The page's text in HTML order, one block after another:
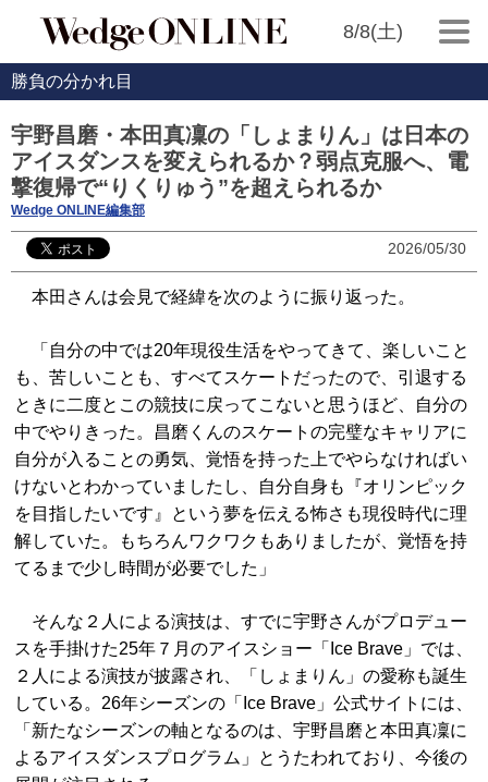
8/8(土)
勝負の分かれ目
宇野昌磨・本田真凜の「しょまりん」は日本の
アイスダンスを変えられるか？弱点克服へ、電
撃復帰で“りくりゅう”を超えられるか
Wedge ONLINE編集部
2026/05/30
本田さんは会見で経緯を次のように振り返った。
「自分の中では20年現役生活をやってきて、楽しいこと
も、苦しいことも、すべてスケートだったので、引退する
ときに二度とこの競技に戻ってこないと思うほど、自分の
中でやりきった。昌磨くんのスケートの完璧なキャリアに
自分が入ることの勇気、覚悟を持った上でやらなければい
けないとわかっていましたし、自分自身も『オリンピック
を目指したいです』という夢を伝える怖さも現役時代に理
解していた。もちろんワクワクもありましたが、覚悟を持
てるまで少し時間が必要でした」
そんな２人による演技は、すでに宇野さんがプロデュー
スを手掛けた25年７月のアイスショー「Ice Brave」では、
２人による演技が披露され、「しょまりん」の愛称も誕生
している。26年シーズンの「Ice Brave」公式サイトには、
「新たなシーズンの軸となるのは、宇野昌磨と本田真凜に
よるアイスダンスプログラム」とうたわれており、今後の